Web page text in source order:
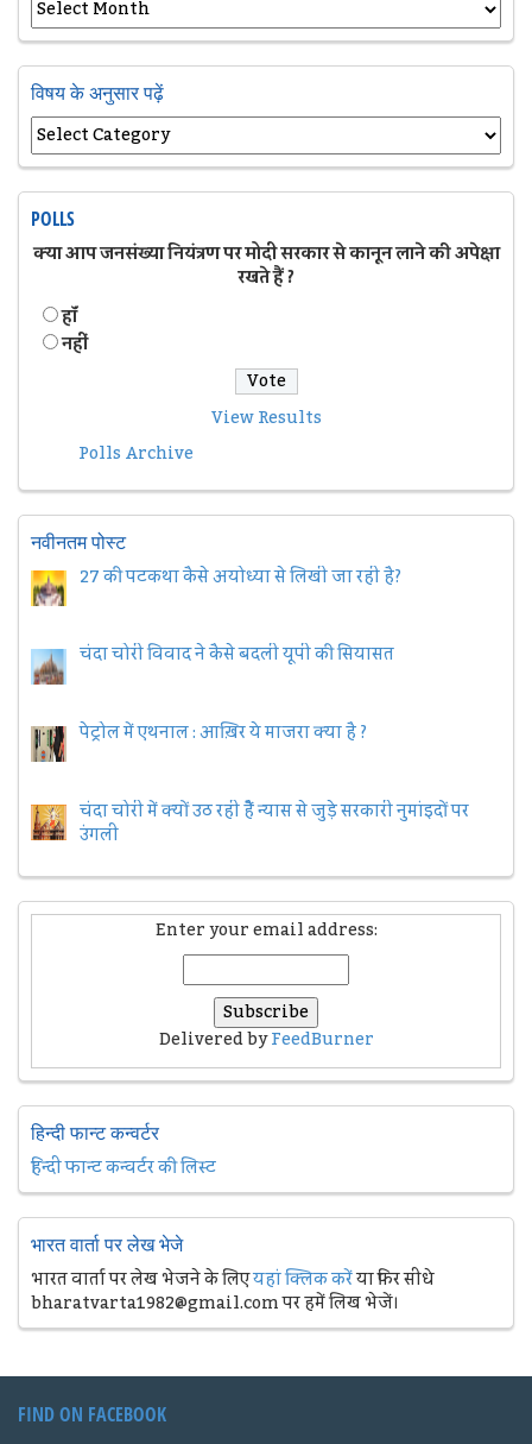
विषय के अनुसार पढ़ें
POLLS
क्या आप जनसंख्या नियंत्रण पर मोदी सरकार से कानून लाने की अपेक्षा
रखते हैं ?
हॉं
नहीं
View Results
Polls Archive
नवीनतम पोस्ट
27 की पटकथा कैसे अयोध्या से लिखी जा रही है?
चंदा चोरी विवाद ने कैसे बदली यूपी की सियासत
पेट्रोल में एथनाल : आख़िर ये माजरा क्या है ?
चंदा चोरी में क्यों उठ रही हैैं न्यास से जुड़े सरकारी नुमांइदों पर
उंगली
Enter your email address:
Delivered byFeedBurner
हिन्दी फान्ट कन्वर्टर
हिन्दी फान्ट कन्वर्टर की लिस्ट
भारत वार्ता पर लेख भेजे
भारत वार्ता पर लेख भेजने के लिएयहां क्लिक करेंया फिर सीधे
bharatvarta1982@gmail.com पर हमें लिख भेजें।
FIND ON FACEBOOK